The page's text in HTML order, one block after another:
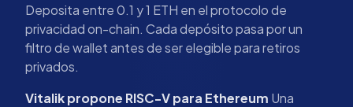
Deposita entre 0.1 y 1 ETH en el protocolo de
privacidad on-chain. Cada depósito pasa por un
filtro de wallet antes de ser elegible para retiros
privados.
Vitalik propone RISC-V para Ethereum Una